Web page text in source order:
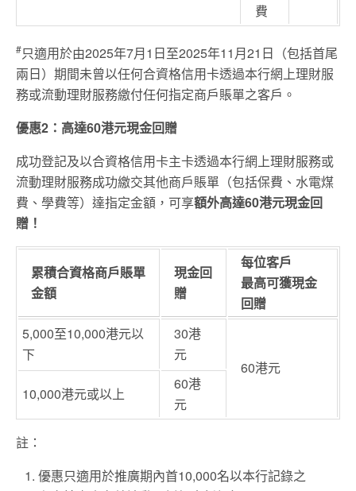
費
#只適用於由2025年7月1日至2025年11月21日（包括首尾
兩日）期間未曾以任何合資格信用卡透過本行網上理財服
務或流動理財服務繳付任何指定商戶賬單之客戶。
優惠2：高達60港元現金回贈
成功登記及以合資格信用卡主卡透過本行網上理財服務或
流動理財服務成功繳交其他商戶賬單（包括保費、水電煤
費、學費等）達指定金額，可享額外高達60港元現金回
贈！
累積合資格商戶賬單
金額
現金回
贈
每位客戶
最高可獲現金
回贈
5,000至10,000港元以
下
30港
元
60港元
10,000港元或以上
60港
元
註：
優惠只適用於推廣期內首10,000名以本行記錄之